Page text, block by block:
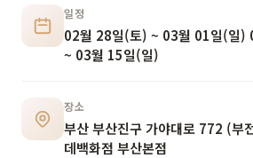
일정
02월 28일(토) ~ 03월 01일(일)
~ 03월 15일(일)
장소
부산 부산진구 가야대로 772 (부
데백화점 부산본점